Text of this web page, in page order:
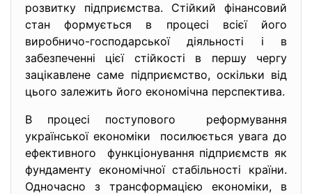
розвитку підприємства. Стійкий фінансовий
стан формується в процесі всієї його
виробничо-господарської діяльності і в
забезпеченні цієї стійкості в першу чергу
зацікавлене саме підприємство, оскільки від
цього залежить його економічна перспектива.
В процесі поступового реформування
української економіки посилюється увага до
ефективного функціонування підприємств як
фундаменту економічної стабільності країни.
Одночасно з трансформацією економіки, в